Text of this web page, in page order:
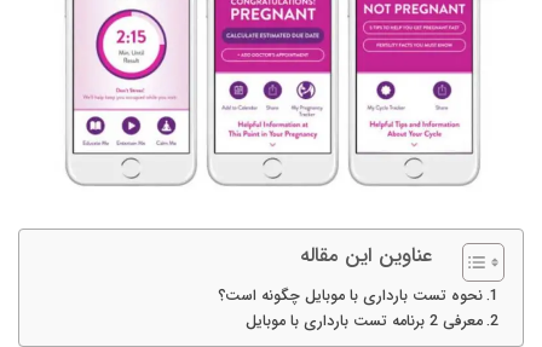
عناوین این مقاله
نحوه تست بارداری با موبایل چگونه است؟
معرفی 2 برنامه تست بارداری با موبایل